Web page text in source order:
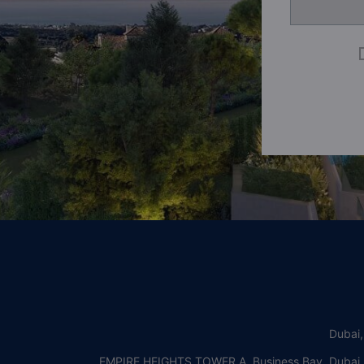
EMPIRE HEIGHTS TOWER A, Business Bay,